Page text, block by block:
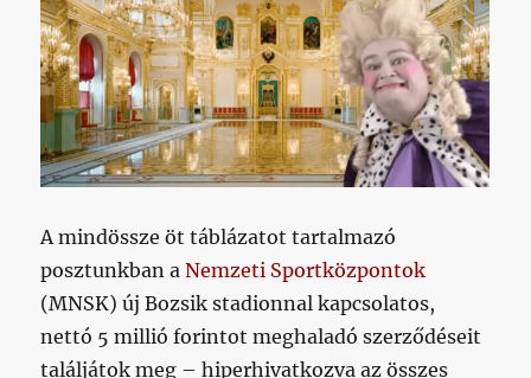
A mindössze öt táblázatot tartalmazó
posztunkban aNemzeti Sportközpontok
(MNSK) új Bozsik stadionnal kapcsolatos,
nettó 5 millió forintot meghaladó szerződéseit
találjátok meg – hiperhivatkozva az összes